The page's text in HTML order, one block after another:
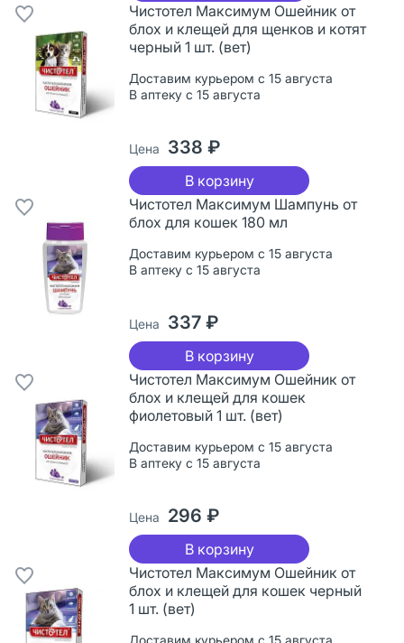
Чистотел Максимум Ошейник от
блох и клещей для щенков и котят
черный 1 шт. (вет)
Доставим курьером с 15 августа
В аптеку с 15 августа
Цена 338 ₽
В корзину
Чистотел Максимум Шампунь от
блох для кошек 180 мл
Доставим курьером с 15 августа
В аптеку с 15 августа
Цена 337 ₽
В корзину
Чистотел Максимум Ошейник от
блох и клещей для кошек
фиолетовый 1 шт. (вет)
Доставим курьером с 15 августа
В аптеку с 15 августа
Цена 296 ₽
В корзину
Чистотел Максимум Ошейник от
блох и клещей для кошек черный
1 шт. (вет)
Доставим курьером с 15 августа